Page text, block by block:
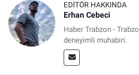
EDITÖR HAKKINDA
Erhan Cebeci
Haber Trabzon -
deneyimli muhabiri.